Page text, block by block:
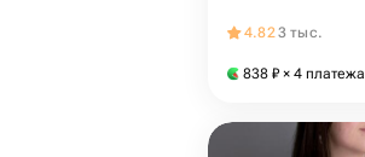
4.823 тыс.
838 ₽ × 4 платежа